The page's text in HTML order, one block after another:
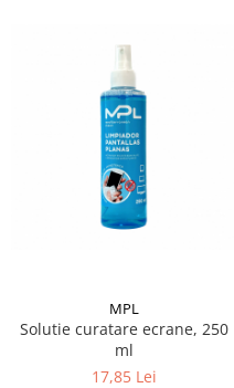
Manusi medicale
Pamatuf praf
Pompa apa masina de carotat
Pulverizatoare
Pulverizatoare profesionale
Sistem unica folosinta
Uscatoare maini
MPL
Solutie curatare ecrane, 250
ml
17,85 Lei